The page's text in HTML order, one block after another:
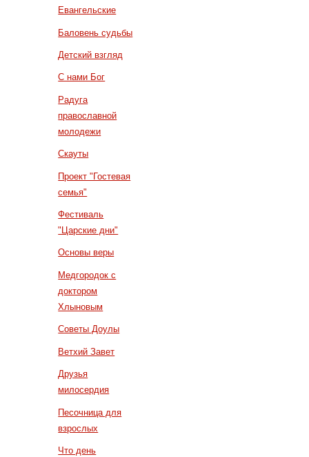
Евангельские
Баловень судьбы
Детский взгляд
С нами Бог
Радуга
православной
молодежи
Скауты
Проект "Гостевая
семья"
Фестиваль
"Царские дни"
Основы веры
Медгородок с
доктором
Хлыновым
Советы Доулы
Ветхий Завет
Друзья
милосердия
Песочница для
взрослых
Что день